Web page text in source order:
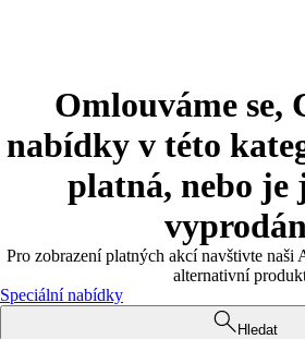
Omlouváme se,
nabídky v této
platná, nebo je
Pro zobrazení platných akcí navštivte naši
alternativní
Speciální nabídky
Hledat